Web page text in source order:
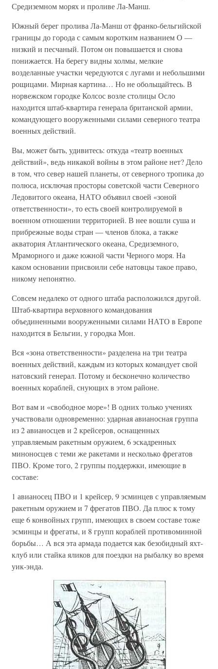
Средиземном морях и проливе Ла-Манш.
Южный берег пролива Ла-Манш от франко-бельгийской
границы до города с самым коротким названием О —
низкий и песчаный. Потом он повышается и снова
понижается. На берегу видны холмы, мелкие
возделанные участки чередуются с лугами и небольшими
рощицами. Мирная картина… Но не обольщайтесь. В
норвежском городке Колсос возле столицы Осло
находится штаб-квартира генерала британской армии,
командующего вооруженными силами северного театра
военных действий.
Вы, может быть, удивитесь: откуда «театр военных
действий», ведь никакой войны в этом районе нет? Дело
в том, что север нашей планеты, от северного тропика до
полюса, исключая просторы советской части Северного
Ледовитого океана, НАТО объявил своей «зоной
ответственности», то есть своей контролируемой в
военном отношении территорией. В нее вошли суша и
прибрежные воды стран — членов блока, а также
акватория Атлантического океана, Средиземного,
Мраморного и даже южной части Черного моря. На
каком основании присвоили себе натовцы такое право,
никому непонятно.
Совсем недалеко от одного штаба расположился другой.
Штаб-квартира верховного командования
объединенными вооруженными силами НАТО в Европе
находится в Бельгии, у городка Мон.
Вся «зона ответственности» разделена на три театра
военных действий, каждым из которых командует свой
натовский генерал. Потому и бесконечно количество
военных кораблей, снующих в этом районе.
Вот вам и «свободное море»! В одних только учениях
участвовали одновременно: ударная авианосная группа
из 2 авианосцев и 2 крейсеров, оснащенных
управляемым ракетным оружием, 6 эскадренных
миноносцев с теми же ракетами и несколько фрегатов
ПВО. Кроме того, 2 группы поддержки, имеющие в
составе:
1 авианосец ПВО и 1 крейсер, 9 эсминцев с управляемым
ракетным оружием и 7 фрегатов ПВО. Да плюс к тому
еще 6 конвойных групп, имеющих в своем составе тоже
эсминцы и фрегаты, и 8 групп кораблей противоминной
борьбы… А вся эта армада подается как безобидный яхт-
клуб или стайка яликов для поездки на рыбалку во время
уик-энда.